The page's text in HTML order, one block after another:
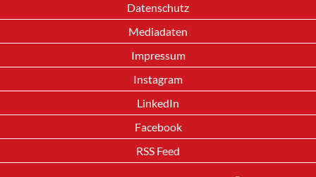
Datenschutz
Mediadaten
Impressum
Instagram
LinkedIn
Facebook
RSS Feed